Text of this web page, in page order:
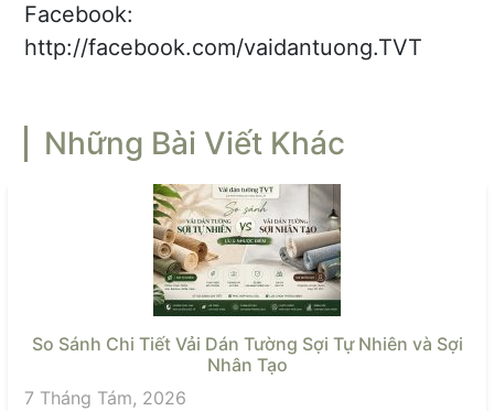
Facebook:
http://facebook.com/vaidantuong.TVT
Những Bài Viết Khác
So Sánh Chi Tiết Vải Dán Tường Sợi Tự Nhiên và Sợi
Nhân Tạo
7 Tháng Tám, 2026